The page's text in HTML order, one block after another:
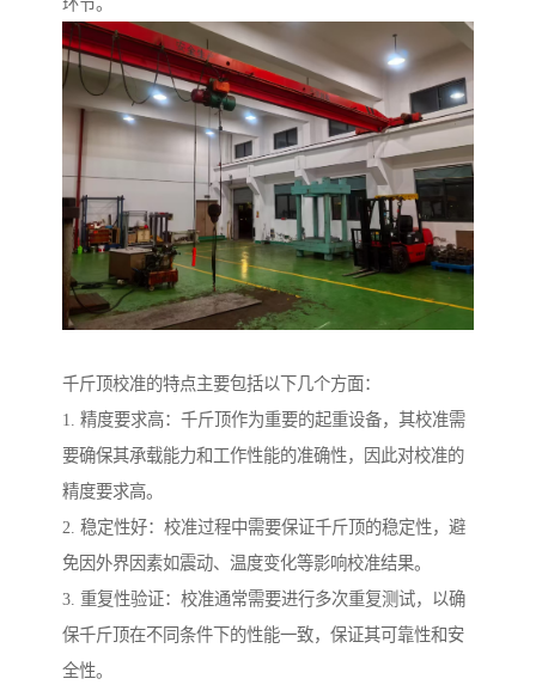
环节。
千斤顶校准的特点主要包括以下几个方面：
1. 精度要求高：千斤顶作为重要的起重设备，其校准需
要确保其承载能力和工作性能的准确性，因此对校准的
精度要求高。
2. 稳定性好：校准过程中需要保证千斤顶的稳定性，避
免因外界因素如震动、温度变化等影响校准结果。
3. 重复性验证：校准通常需要进行多次重复测试，以确
保千斤顶在不同条件下的性能一致，保证其可靠性和安
全性。